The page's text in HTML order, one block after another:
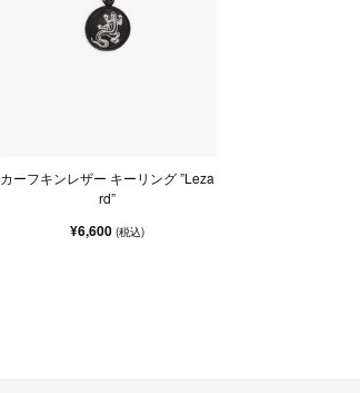
カーフキンレザー キーリング ”Leza
rd”
¥6,600(税込)